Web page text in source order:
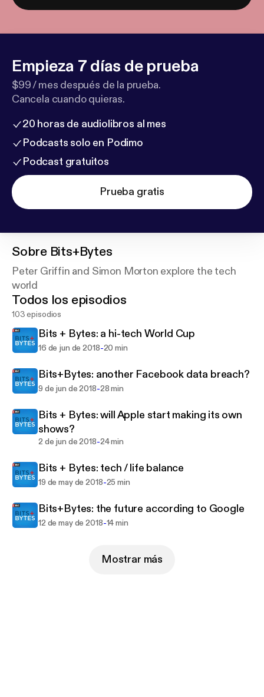
Empieza 7 días de prueba
$99 / mes después de la prueba.
Cancela cuando quieras.
20 horas de audiolibros al mes
Podcasts solo en Podimo
Podcast gratuitos
Prueba gratis
Sobre Bits+Bytes
Peter Griffin and Simon Morton explore the tech
world
Todos los episodios
103 episodios
Bits + Bytes: a hi-tech World Cup
16 de jun de 2018-20 min
Bits+Bytes: another Facebook data breach?
9 de jun de 2018-28 min
Bits + Bytes: will Apple start making its own
shows?
2 de jun de 2018-24 min
Bits + Bytes: tech / life balance
19 de may de 2018-25 min
Bits+Bytes: the future according to Google
12 de may de 2018-14 min
Mostrar más